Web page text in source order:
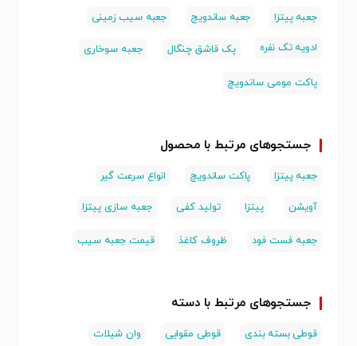
جعبه پیتزا جعبه ساندویچ جعبه سیب زمینی
ادویه تک نفره پک قاشق چنگال جعبه سوخاری
پاکت مومی ساندویچ
جستجوهای مرتبط با محصول
جعبه پیتزا پاکت ساندویچ انواع سرعت گیر
آویشن پیتزا تولید کفی جعبه سازی پیتزا
جعبه فست فود ظروف کاغذ قیمت جعبه سیب
جستجوهای مرتبط با دسته
قوطی بسته بندی قوطی مقوایی وان شیلات